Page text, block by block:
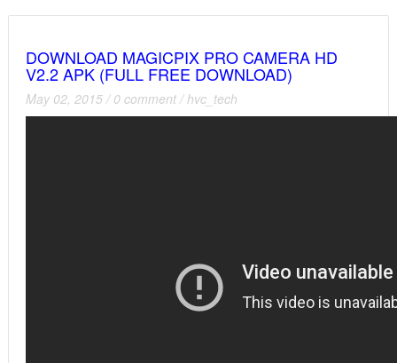
DOWNLOAD MAGICPIX PRO CAMERA HD
V2.2 APK (FULL FREE DOWNLOAD)
May 02, 2015 / 0 comment /hvc_tech